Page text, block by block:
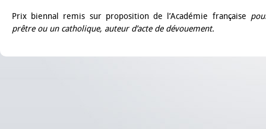
Prix biennal remis sur proposition de l’Académie française
prêtre ou un catholique, auteur d’acte de dévouement.